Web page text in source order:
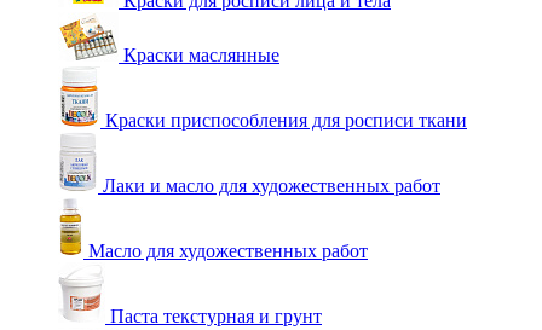
Краски маслянные
Краски приспособления для росписи ткани
Лаки и масло для художественных работ
Масло для художественных работ
Паста текстурная и грунт